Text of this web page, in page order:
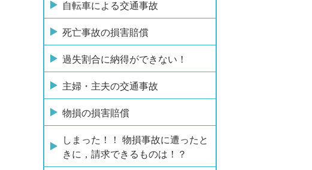
自転車による交通事故
死亡事故の損害賠償
過失割合に納得ができない！
主婦・主夫の交通事故
物損の損害賠償
しまった！！ 物損事故に遭ったと
きに，請求できるものは！？